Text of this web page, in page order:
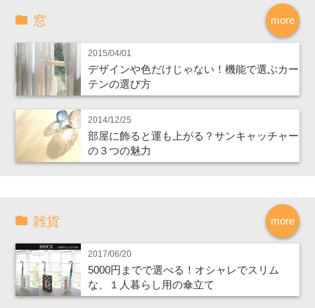
more
窓
2015/04/01
デザインや色だけじゃない！機能で選ぶカー
テンの選び方
2014/12/25
部屋に飾ると運も上がる？サンキャッチャー
の３つの魅力
more
雑貨
2017/06/20
5000円までで選べる！オシャレでスリム
な、１人暮らし用の傘立て